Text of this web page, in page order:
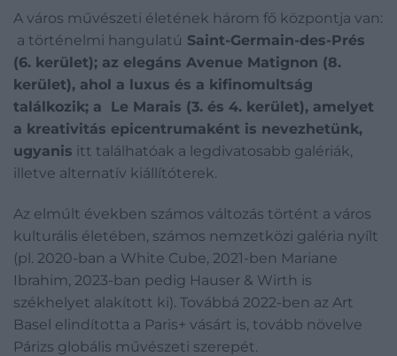
A város művészeti életének három fő központja van:
a történelmi hangulatú Saint-Germain-des-Prés
(6. kerület); az elegáns Avenue Matignon (8.
kerület), ahol a luxus és a kifinomultság
találkozik; a Le Marais (3. és 4. kerület), amelyet
a kreativitás epicentrumaként is nevezhetünk,
ugyanis itt találhatóak a legdivatosabb galériák,
illetve alternatív kiállítóterek.
Az elmúlt években számos változás történt a város
kulturális életében, számos nemzetközi galéria nyílt
(pl. 2020-ban a White Cube, 2021-ben Mariane
Ibrahim, 2023-ban pedig Hauser & Wirth is
székhelyet alakított ki). Továbbá 2022-ben az Art
Basel elindította a Paris+ vásárt is, tovább növelve
Párizs globális művészeti szerepét.